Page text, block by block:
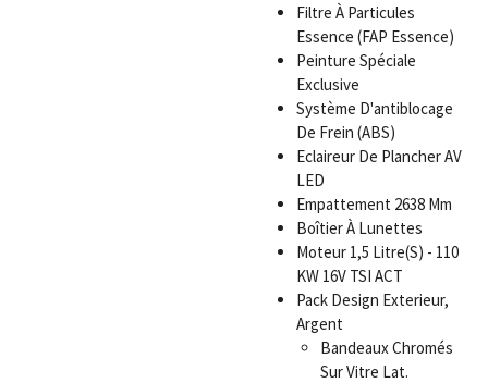
Filtre À Particules
Essence (FAP Essence)
Peinture Spéciale
Exclusive
Système D'antiblocage
De Frein (ABS)
Eclaireur De Plancher AV
LED
Empattement 2638 Mm
Boîtier À Lunettes
Moteur 1,5 Litre(S) - 110
KW 16V TSI ACT
Pack Design Exterieur,
Argent
Bandeaux Chromés
Sur Vitre Lat.